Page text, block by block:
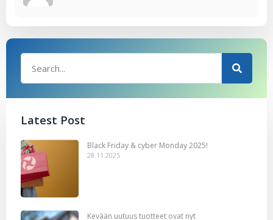
Latest Post
Black Friday & cyber Monday 2025!
28.11.2025
Kevään uutuus tuotteet ovat nyt